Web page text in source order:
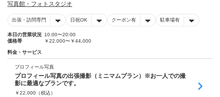
写真館・フォトスタジオ
出張・訪問専門 日祝OK クーポン有 駐車場有
本日の営業状況 10:00〜20:00
価格帯
￥22,000〜￥44,000
料金・サービス
プロフィール写真
プロフィール写真の出張撮影（ミニマムプラン）※お一人での撮
影に最適なプランです。
￥22,000 （税込）